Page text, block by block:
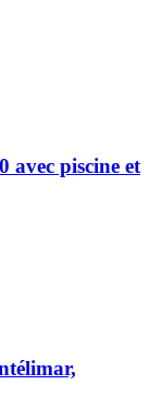
avec piscine et